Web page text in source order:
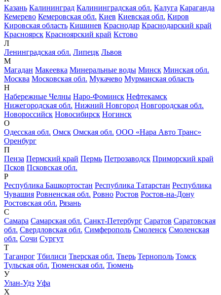
Казань Калининград Калининградская обл. Калуга Караганда
Кемерево Кемеровская обл. Киев Киевская обл. Киров
Кировская область Кишинев Краснодар Краснодарский край
Красноярск Красноярский край Кстово
Л
Ленинградская обл. Липецк Львов
М
Магадан Макеевка Минеральные воды Минск Минская обл.
Москва Московская обл. Мукачево Мурманская область
Н
Набережные Челны Наро-Фоминск Нефтекамск
Нижегородская обл. Нижний Новгород Новгородская обл.
Новороссийск Новосибирск Ногинск
О
Одесская обл. Омск Омская обл. ООО «Нара Авто Транс»
Оренбург
П
Пенза Пермский край Пермь Петрозаводск Приморский край
Псков Псковская обл.
Р
Республика Башкортостан Республика Татарстан Республика
Чувашия Ровненская обл. Ровно Ростов Ростов-на-Дону
Ростовская обл. Рязань
С
Самара Самарская обл. Санкт-Петербург Саратов Саратовская
обл. Свердловская обл. Симферополь Смоленск Смоленская
обл. Сочи Сургут
Т
Таганрог Тбилиси Тверская обл. Тверь Тернополь Томск
Тульская обл. Тюменская обл. Тюмень
У
Улан-Удэ Уфа
Х